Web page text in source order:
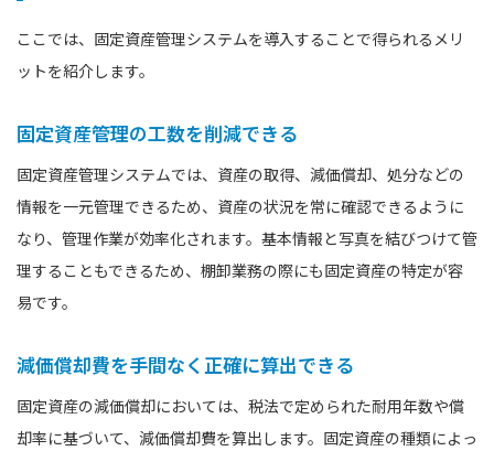
ここでは、固定資産管理システムを導入することで得られるメリ
ットを紹介します。
固定資産管理の工数を削減できる
固定資産管理システムでは、資産の取得、減価償却、処分などの
情報を一元管理できるため、資産の状況を常に確認できるように
なり、管理作業が効率化されます。基本情報と写真を結びつけて管
理することもできるため、棚卸業務の際にも固定資産の特定が容
易です。
減価償却費を手間なく正確に算出できる
固定資産の減価償却においては、税法で定められた耐用年数や償
却率に基づいて、減価償却費を算出します。固定資産の種類によっ